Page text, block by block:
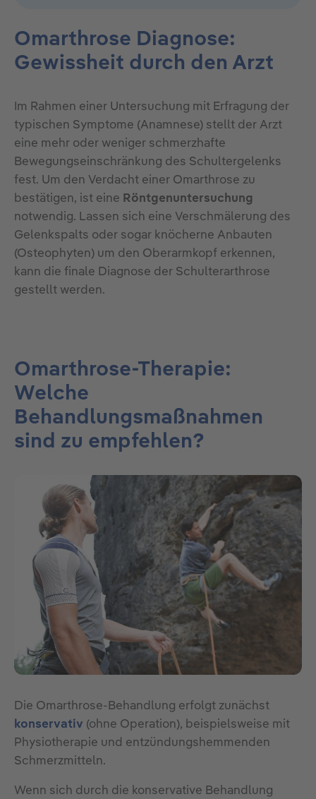
Omarthrose Diagnose:
Gewissheit durch den Arzt
Im Rahmen einer Untersuchung mit Erfragung der
typischen Symptome (Anamnese) stellt der Arzt
eine mehr oder weniger schmerzhafte
Bewegungseinschränkung des Schultergelenks
fest. Um den Verdacht einer Omarthrose zu
bestätigen, ist eine Röntgenuntersuchung
notwendig. Lassen sich eine Verschmälerung des
Gelenkspalts oder sogar knöcherne Anbauten
(Osteophyten) um den Oberarmkopf erkennen,
kann die finale Diagnose der Schulterarthrose
gestellt werden.
Omarthrose-Therapie:
Welche
Behandlungsmaßnahmen
sind zu empfehlen?
Die Omarthrose-Behandlung erfolgt zunächst
konservativ (ohne Operation), beispielsweise mit
Physiotherapie und entzündungshemmenden
Schmerzmitteln.
Wenn sich durch die konservative Behandlung